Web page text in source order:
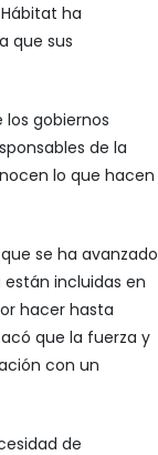
ha
que sus
los gobiernos
de la
lo que hacen
se ha avanzado
incluidas en
hacer hasta
que la fuerza y
con un
de